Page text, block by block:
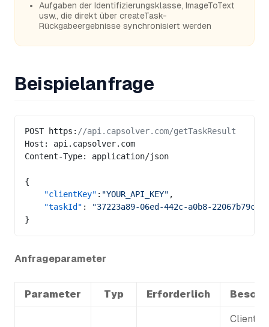
Aufgaben der Identifizierungsklasse, ImageToText
usw., die direkt über createTask-
Rückgabeergebnisse synchronisiert werden
Beispielanfrage
POST https: //api.capsolver.com/getTaskResult
Host: api.capsolver.com
Content-Type: application/json
{
    "clientKey"
: "YOUR_API_KEY" ,
    "taskId"
:
"37223a89-06ed-442c-a0b8-
}
Anfrageparameter
Parameter Typ Erforderlich
Client-